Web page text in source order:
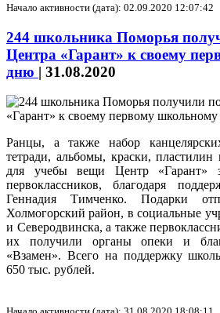
Начало активности (дата): 02.09.2020 12:07:42
244 школьника Поморья
Центра «Гарант» к своему
дню | 31.08.2020
Ранцы, а также набор
тетради, альбомы, краски,
для учебы вещи Центр «Гарант»
первоклассников, благодаря
Геннадия Тимченко. Подарки
Холмогорский район, в социальные
и Северодвинска, а также
их получили органы опеки и
«Взамен». Всего на поддержку
650 тыс. рублей.